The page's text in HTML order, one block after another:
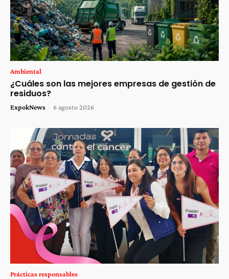
Ambiental
¿Cuáles son las mejores empresas de gestión de
residuos?
ExpokNews - 6 agosto 2026
Prácticas responsables